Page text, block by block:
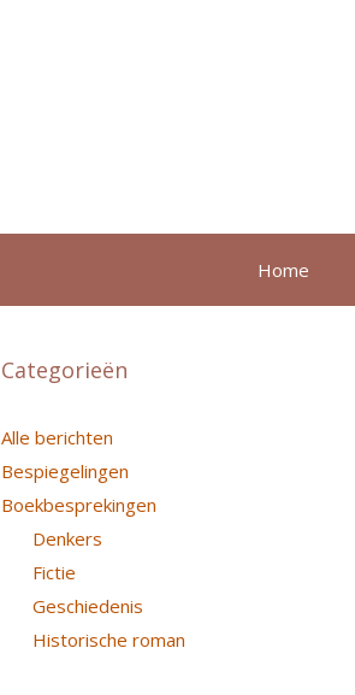
Home
Categorieën
Alle berichten
Bespiegelingen
Boekbesprekingen
Denkers
Fictie
Geschiedenis
Historische roman